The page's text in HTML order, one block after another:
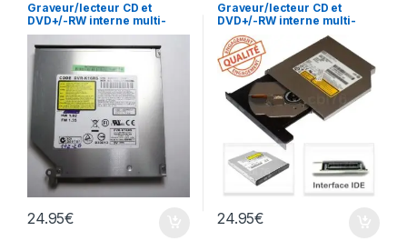
Graveur/lecteur CD et
DVD+/-RW interne multi-
recorder portable DVR-
K16RS
24.95€
Graveur/lecteur CD et
DVD+/-RW interne multi-
recorder portable UJ-850
24.95€